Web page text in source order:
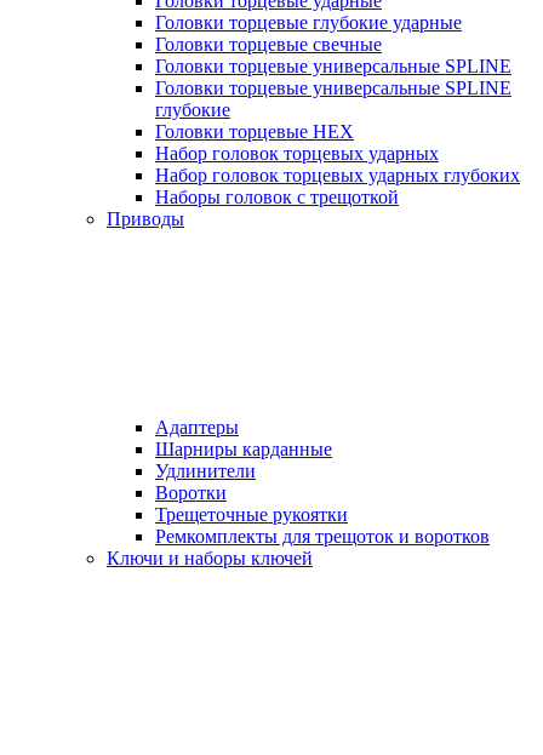
Головки торцевые глубокие ударные
Головки торцевые свечные
Головки торцевые универсальные SPLINE
Головки торцевые универсальные SPLINE
глубокие
Головки торцевые HEX
Набор головок торцевых ударных
Набор головок торцевых ударных глубоких
Наборы головок с трещоткой
Приводы
Адаптеры
Шарниры карданные
Удлинители
Воротки
Трещеточные рукоятки
Ремкомплекты для трещоток и воротков
Ключи и наборы ключей